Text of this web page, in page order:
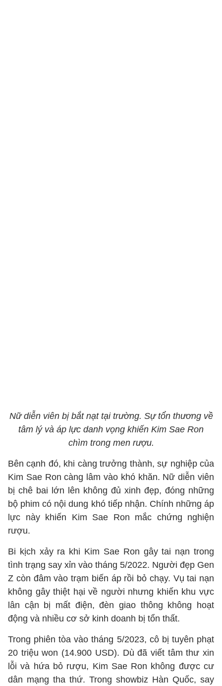
Nữ diễn viên bị bắt nạt tại trường. Sự tổn thương về
tâm lý và áp lực danh vọng khiến Kim Sae Ron
chìm trong men rượu.
Bên cạnh đó, khi càng trưởng thành, sự nghiệp của
Kim Sae Ron càng lâm vào khó khăn. Nữ diễn viên
bị chê bai lớn lên không đủ xinh đẹp, đóng những
bộ phim có nội dung khó tiếp nhận. Chính những áp
lực này khiến Kim Sae Ron mắc chứng nghiện
rượu.
Bi kịch xảy ra khi Kim Sae Ron gây tai nạn trong
tình trạng say xỉn vào tháng 5/2022. Người đẹp Gen
Z còn đâm vào trạm biến áp rồi bỏ chạy. Vụ tai nạn
không gây thiệt hại về người nhưng khiến khu vực
lân cận bị mất điện, đèn giao thông không hoạt
động và nhiều cơ sở kinh doanh bị tổn thất.
Trong phiên tòa vào tháng 5/2023, cô bị tuyên phạt
20 triệu won (14.900 USD). Dù đã viết tâm thư xin
lỗi và hứa bỏ rượu, Kim Sae Ron không được cư
dân mạng tha thứ. Trong showbiz Hàn Quốc, say